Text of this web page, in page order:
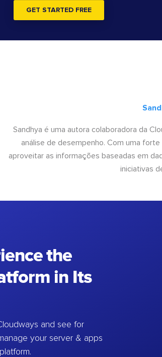
GET STARTED FREE
Sandhya é uma autora colaboradora da
análise de desempenho. Com uma
aproveitar as informações baseadas em
iniciativas
the
in Its
and see for
your server & apps